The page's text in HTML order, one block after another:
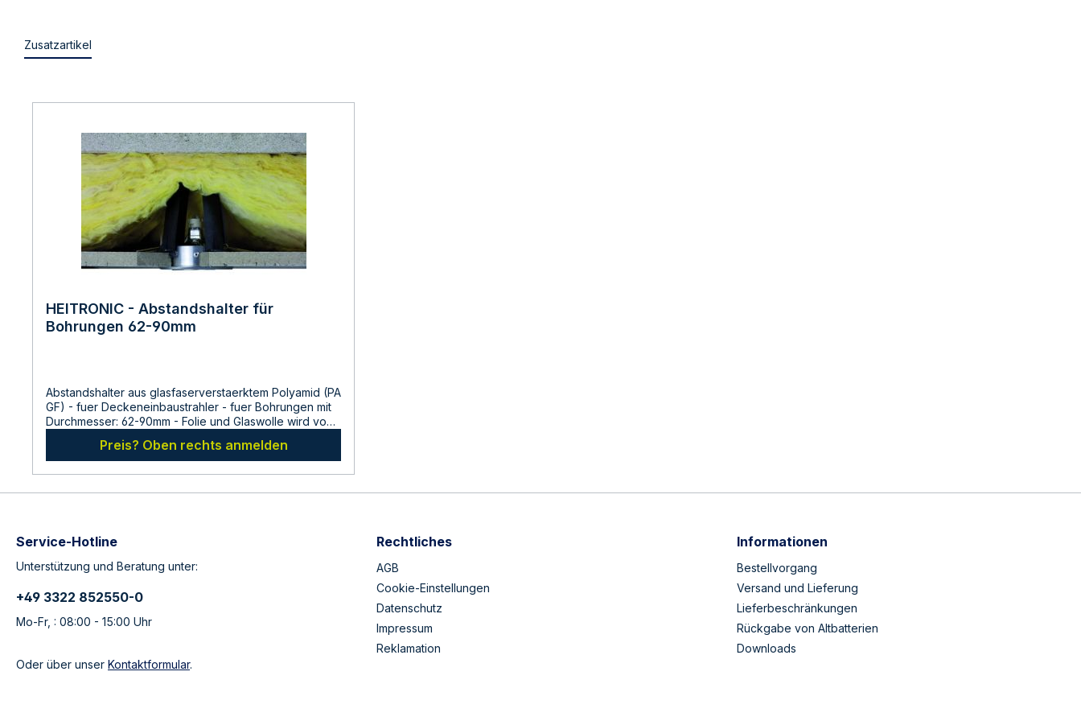
Zusatzartikel
HEITRONIC - Abstandshalter für
Bohrungen 62-90mm
Abstandshalter aus glasfaserverstaerktem Polyamid (PA
GF) - fuer Deckeneinbaustrahler - fuer Bohrungen mit
Durchmesser: 62-90mm - Folie und Glaswolle wird von
schwenkbare Hochvoltstrahler geeignet
Abmessungen:Hoehe: 80 mm Maximaler Durchmesser:
57 mm Hersteller:LDBS Lichtdienst GmbHChemnitzerstr
814612
Inbetriebnahme die Bedienungsanleitung und die
bewahren diese auf. Nehmen sie keine beschädigten
Preis? Oben rechts anmelden
Service-Hotline
Unterstützung und Beratung unter:
+49 3322 852550-0
Mo-Fr, : 08:00 - 15:00 Uhr
Oder über unser Kontaktformular.
Rechtliches
AGB
Cookie-Einstellungen
Datenschutz
Impressum
Reklamation
Informationen
Bestellvorgang
Versand und Lieferung
Lieferbeschränkungen
Rückgabe von Altbatterien
Downloads